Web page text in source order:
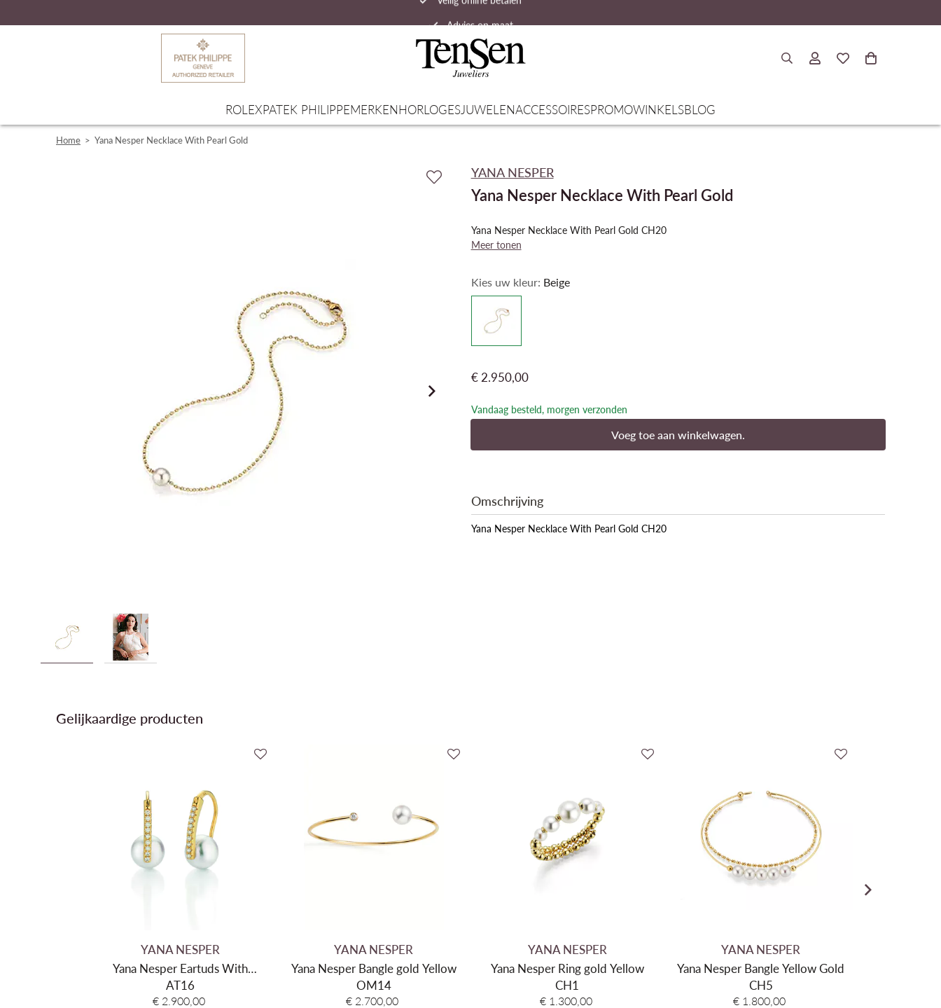
Snelle verzending
ROLEXPATEK PHILIPPEMERKENHORLOGESJUWELENACCESSOIRESPROMOWINKELSBLOG
Home > Yana Nesper Necklace With Pearl Gold
YANA NESPER
Yana Nesper Necklace With Pearl Gold
Yana Nesper Necklace With Pearl Gold CH20
Meer tonen
Kies uw kleur: Beige
€ 2.950,00
Vandaag besteld, morgen verzonden
Voeg toe aan winkelwagen.
Omschrijving
Yana Nesper Necklace With Pearl Gold CH20
Gelijkaardige producten
YANA NESPER
Yana Nesper Eartuds With
Diamonds Gold
AT16
€ 2.900,00
YANA NESPER
Yana Nesper Bangle gold Yellow
OM14
€ 2.700,00
YANA NESPER
Yana Nesper Ring gold Yellow
CH1
€ 1.300,00
YANA NESPER
Yana Nesper Bangle Yellow Gold
CH5
€ 1.800,00